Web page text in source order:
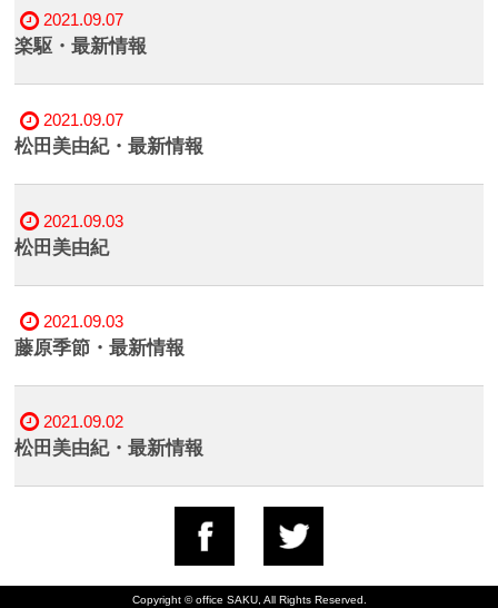
2021.09.07
楽駆・最新情報
2021.09.07
松田美由紀・最新情報
2021.09.03
松田美由紀
2021.09.03
藤原季節・最新情報
2021.09.02
松田美由紀・最新情報
Copyright © office SAKU, All Rights Reserved.